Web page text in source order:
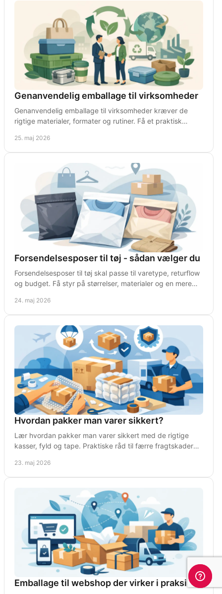
Genanvendelig emballage til virksomheder
Genanvendelig emballage til virksomheder kræver de
rigtige materialer, formater og rutiner. Få et praktisk
25. maj 2026
Forsendelsesposer til tøj - sådan vælger du
Forsendelsesposer til tøj skal passe til varetype, returflow
og budget. Få styr på størrelser, materialer og en mere
24. maj 2026
Hvordan pakker man varer sikkert?
Lær hvordan pakker man varer sikkert med de rigtige
kasser, fyld og tape. Praktiske råd til færre fragtskader
23. maj 2026
Emballage til webshop der virker i praksis